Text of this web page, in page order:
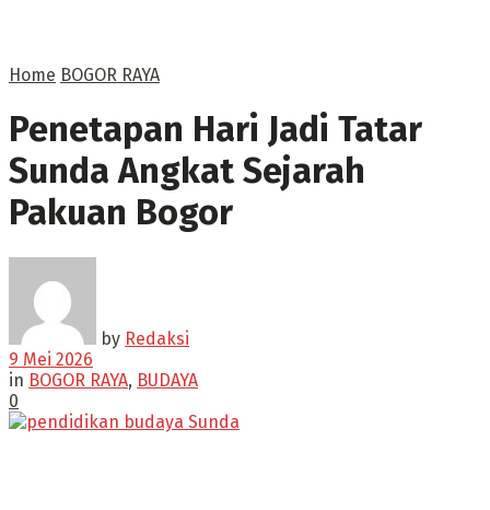
Home BOGOR RAYA
Penetapan Hari Jadi Tatar
Sunda Angkat Sejarah
Pakuan Bogor
by Redaksi
9 Mei 2026
in BOGOR RAYA, BUDAYA
0